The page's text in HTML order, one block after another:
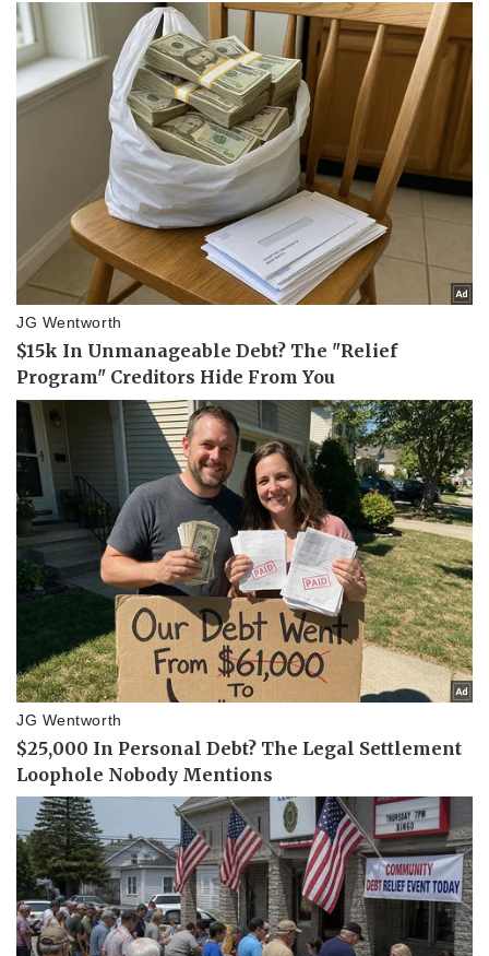
Pháp luật
Vụ án
Tin nóng
Tư vấn luật
Quân sự - Quốc phòng
Vũ khí
Việt Nam
Phân tích